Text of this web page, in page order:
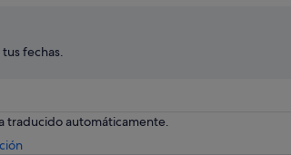
fechas.
traducido automáticamente.
Se